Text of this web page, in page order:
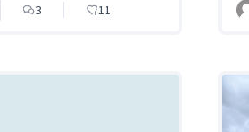
3 11